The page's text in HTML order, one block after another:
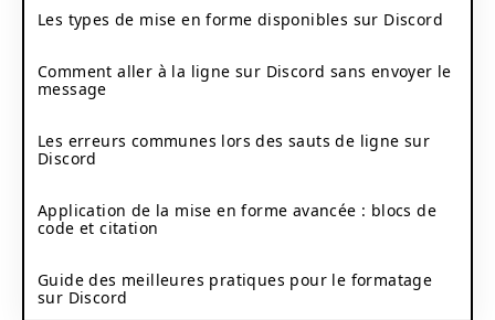
Les types de mise en forme disponibles sur Discord
Comment aller à la ligne sur Discord sans envoyer le
message
Les erreurs communes lors des sauts de ligne sur
Discord
Application de la mise en forme avancée : blocs de
code et citation
Guide des meilleures pratiques pour le formatage
sur Discord